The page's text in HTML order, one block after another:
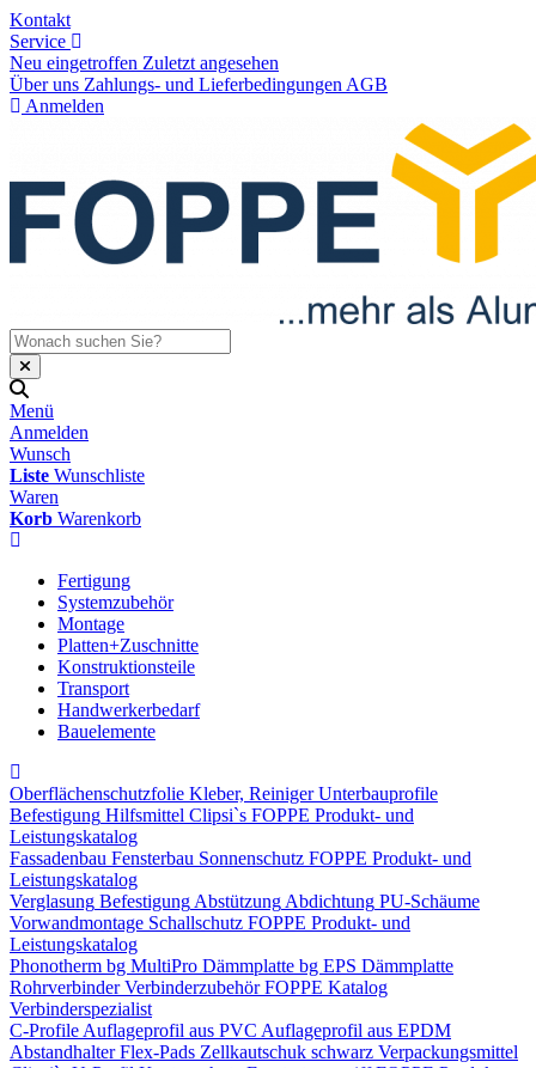
Kontakt
Service
Neu eingetroffen Zuletzt angesehen
Über uns Zahlungs- und Lieferbedingungen AGB
Anmelden
Menü
Anmelden
Wunsch
Liste Wunschliste
Waren
Korb Warenkorb
Fertigung
Systemzubehör
Montage
Platten+Zuschnitte
Konstruktionsteile
Transport
Handwerkerbedarf
Bauelemente
Oberflächenschutzfolie Kleber, Reiniger Unterbauprofile
Befestigung Hilfsmittel Clipsi`s FOPPE Produkt- und
Leistungskatalog
Fassadenbau Fensterbau Sonnenschutz FOPPE Produkt- und
Leistungskatalog
Verglasung Befestigung Abstützung Abdichtung PU-Schäume
Vorwandmontage Schallschutz FOPPE Produkt- und
Leistungskatalog
Phonotherm bg MultiPro Dämmplatte bg EPS Dämmplatte
Rohrverbinder Verbinderzubehör FOPPE Katalog
Verbinderspezialist
C-Profile Auflageprofil aus PVC Auflageprofil aus EPDM
Abstandhalter Flex-Pads Zellkautschuk schwarz Verpackungsmittel